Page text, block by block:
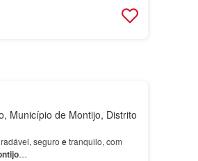
Município de Montijo, Distrito
seguro etranquilo, com
…